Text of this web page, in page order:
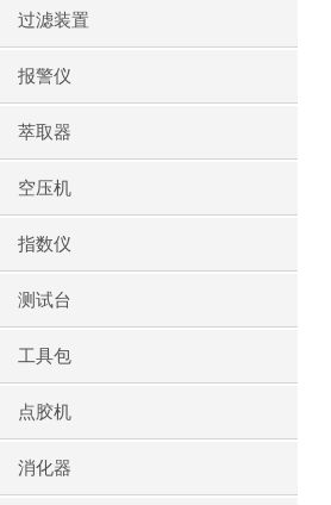
过滤装置
报警仪
萃取器
空压机
指数仪
测试台
工具包
点胶机
消化器